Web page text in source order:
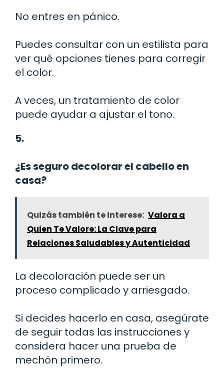
No entres en pánico.
Puedes consultar con un estilista para
ver qué opciones tienes para corregir
el color.
A veces, un tratamiento de color
puede ayudar a ajustar el tono.
5.
¿Es seguro decolorar el cabello en
casa?
Quizás también te interese: Valora a
Quien Te Valore: La Clave para
Relaciones Saludables y Autenticidad
La decoloración puede ser un
proceso complicado y arriesgado.
Si decides hacerlo en casa, asegúrate
de seguir todas las instrucciones y
considera hacer una prueba de
mechón primero.